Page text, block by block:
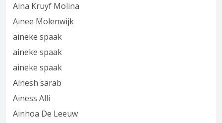
Aina Kruyf Molina
Ainee Molenwijk
aineke spaak
aineke spaak
aineke spaak
Ainesh sarab
Ainess Alli
Ainhoa De Leeuw